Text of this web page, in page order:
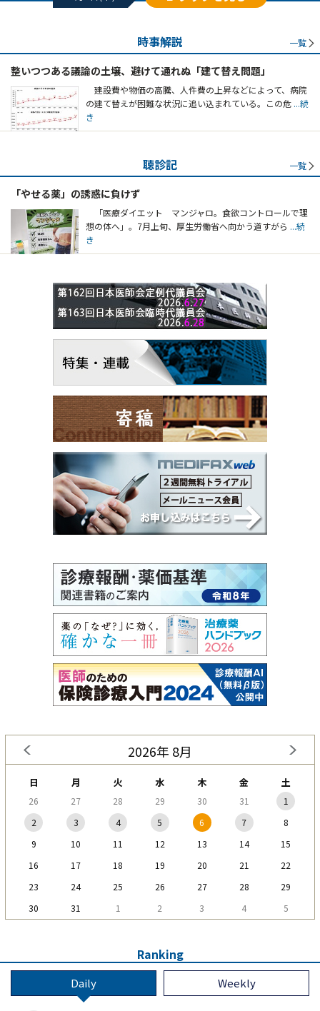
時事解説 一覧
整いつつある議論の土壌、避けて通れぬ「建て替え問題」
建設費や物価の高騰、人件費の上昇などによって、病院
の建て替えが困難な状況に追い込まれている。この危 ...続
き
聴診記 一覧
「やせる薬」の誘惑に負けず
「医療ダイエット マンジャロ。食欲コントロールで理
想の体へ」。7月上旬、厚生労働省へ向かう道すがら ...続
き
2026年 8月
日 月 火 水 木 金 土
26 27 28 29 30 31
1
2
3 4 5 6 7
8
9
10 11 12 13 14
15
16
17 18 19 20 21
22
23
24 25 26 27 28
29
30
31 1 2 3 4 5
Ranking
Daily Weekly